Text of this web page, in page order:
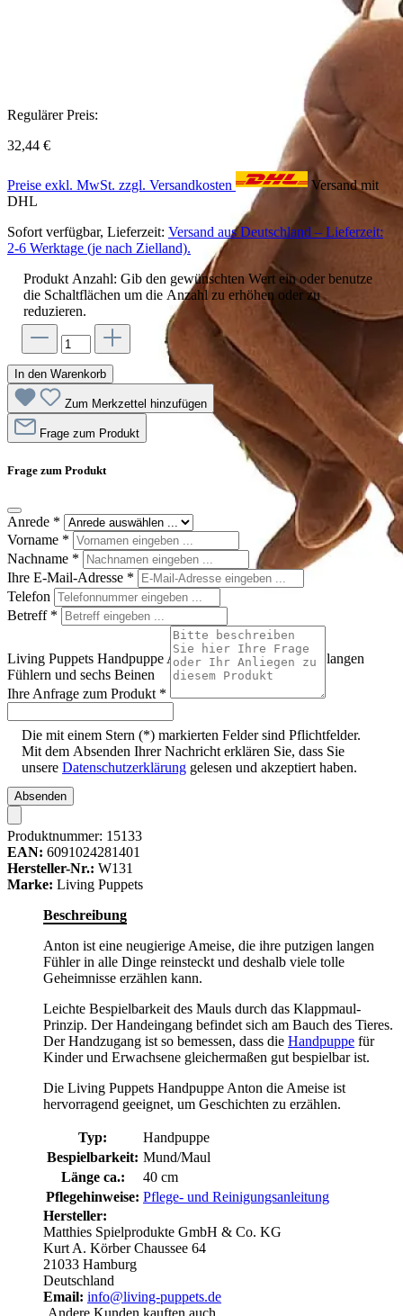
Living Puppets Handpuppe Anton Ameise in Braun mit langen
Fühlern und sechs Beinen
Regulärer Preis:
32,44 €
Preise exkl. MwSt. zzgl. Versandkosten
Versand mit
DHL
Sofort verfügbar, Lieferzeit: Versand aus Deutschland – Lieferzeit:
2-6 Werktage (je nach Zielland).
Produkt Anzahl: Gib den gewünschten Wert ein oder benutze
die Schaltflächen um die Anzahl zu erhöhen oder zu
reduzieren.
In den Warenkorb
Zum Merkzettel hinzufügen
Frage zum Produkt
Frage zum Produkt
Anrede *
Vorname *
Nachname *
Ihre E-Mail-Adresse *
Telefon
Betreff *
Ihre Anfrage zum Produkt *
Die mit einem Stern (*) markierten Felder sind Pflichtfelder.
Mit dem Absenden Ihrer Nachricht erklären Sie, dass Sie
unsere Datenschutzerklärung gelesen und akzeptiert haben.
Absenden
Produktnummer: 15133
EAN: 6091024281401
Hersteller-Nr.: W131
Marke: Living Puppets
Beschreibung
Anton ist eine neugierige Ameise, die ihre putzigen langen
Fühler in alle Dinge reinsteckt und deshalb viele tolle
Geheimnisse erzählen kann.
Leichte Bespielbarkeit des Mauls durch das Klappmaul-
Prinzip. Der Handeingang befindet sich am Bauch des Tieres.
Der Handzugang ist so bemessen, dass die Handpuppe für
Kinder und Erwachsene gleichermaßen gut bespielbar ist.
Die Living Puppets Handpuppe Anton die Ameise ist
hervorragend geeignet, um Geschichten zu erzählen.
Typ:
Handpuppe
Bespielbarkeit: Mund/Maul
Länge ca.:
40 cm
Pflegehinweise: Pflege- und Reinigungsanleitung
Hersteller:
Matthies Spielprodukte GmbH & Co. KG
Kurt A. Körber Chaussee 64
21033 Hamburg
Deutschland
Email: info@living-puppets.de